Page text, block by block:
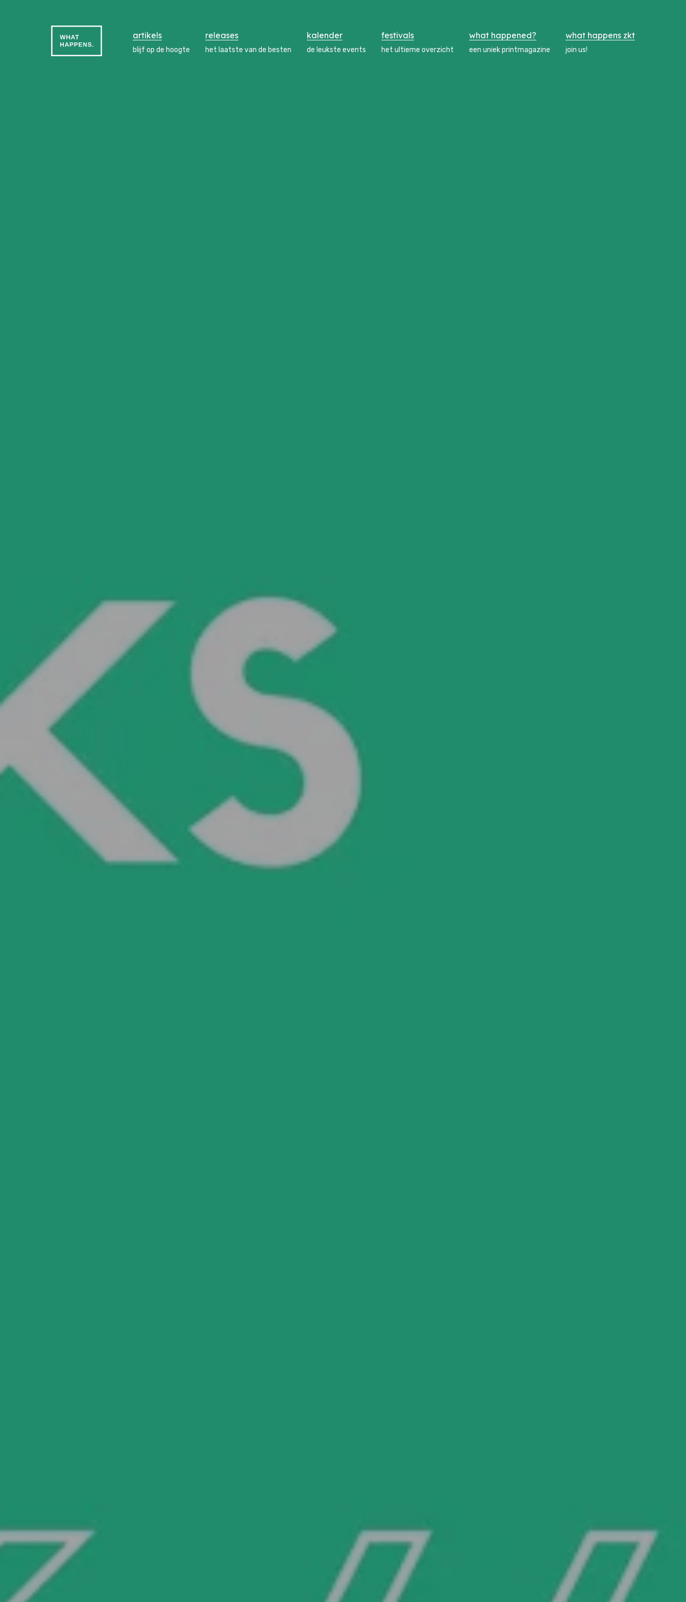
artikels
blijf op de hoogte
releases
het laatste van de besten
kalender
de leukste events
festivals
het ultieme overzicht
what happened?
een uniek printmagazine
what happens zkt
join us!